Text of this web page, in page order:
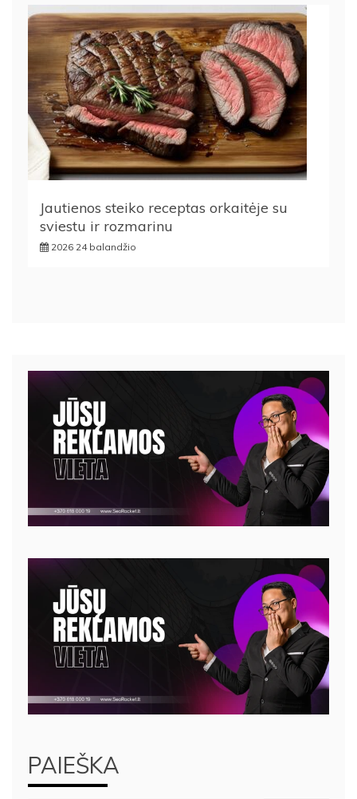
Jautienos steiko receptas orkaitėje su
sviestu ir rozmarinu
2026 24 balandžio
PAIEŠKA